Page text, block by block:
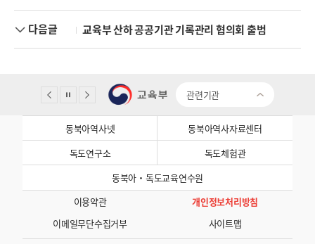
다음글 교육부 산하 공공기관 기록관리 협의회 출범
관련기관
동북아역사넷
동북아역사자료센터
독도연구소
독도체험관
동북아·독도교육연수원
이용약관
개인정보처리방침
이메일무단수집거부
사이트맵